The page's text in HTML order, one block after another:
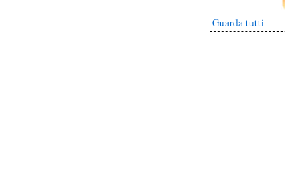
Guarda tutti